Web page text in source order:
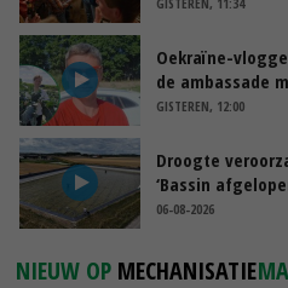
Oekraïne-
de ambassade
GISTEREN, 12:00
Droogte
‘Bassin
06-08-2026
NIEUW OP MECHANISATIE